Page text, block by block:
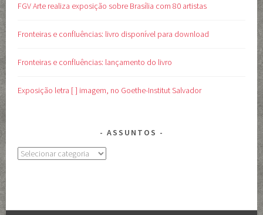
FGV Arte realiza exposição sobre Brasília com 80 artistas
Fronteiras e confluências: livro disponível para download
Fronteiras e confluências: lançamento do livro
Exposição letra [ ] imagem, no Goethe-Institut Salvador
ASSUNTOS
Assuntos